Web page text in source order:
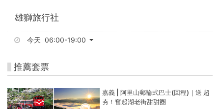
雄獅旅行社
今天 06:00-19:00
推薦套票
嘉義 | 阿里山郵輪式巴士(回程)｜送 超
夯！奮起湖老街甜甜圈